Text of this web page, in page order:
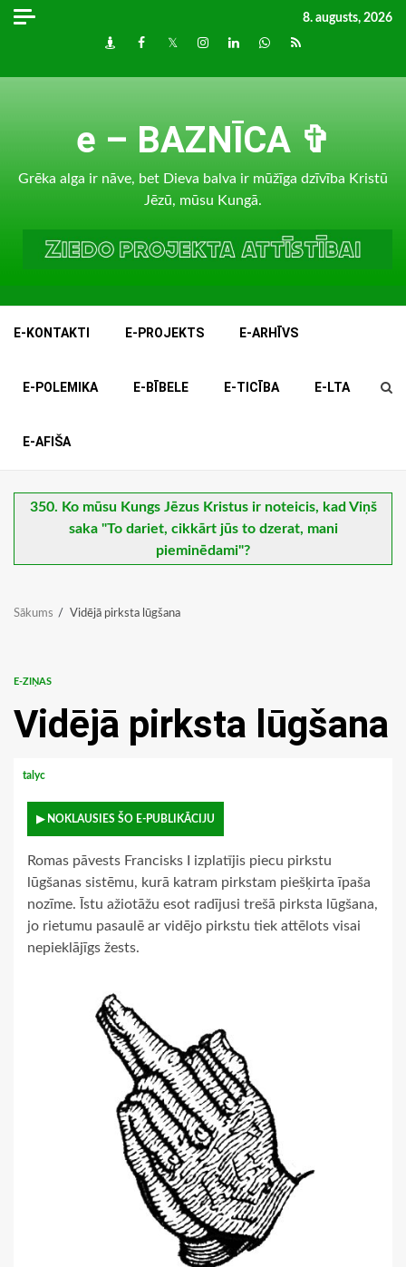
Skip
8. augusts, 2026
DraugiemFacebook
TwitterInstagram
LinkedInwhatsapp
RSS
e – BAZNĪCA ✞
Grēka alga ir nāve, bet Dieva balva ir mūžīga dzīvība Kristū
Jēzū, mūsu Kungā.
E-KONTAKTI E-PROJEKTS E-ARHĪVS
E-POLEMIKA E-BĪBELE E-TICĪBA E-LTA
E-AFIŠA
350. Ko mūsu Kungs Jēzus Kristus ir noteicis, kad Viņš
saka "To dariet, cikkārt jūs to dzerat, mani
pieminēdami"?
Sākums Vidējā pirksta lūgšana
E-ZIŅAS
Vidējā pirksta lūgšana
talyc
▶ NOKLAUSIES ŠO E-PUBLIKĀCIJU
Romas pāvests Francisks I izplatījis piecu pirkstu
lūgšanas sistēmu, kurā katram pirkstam piešķirta īpaša
nozīme. Īstu ažiotāžu esot radījusi trešā pirksta lūgšana,
jo rietumu pasaulē ar vidējo pirkstu tiek attēlots visai
nepieklājīgs žests.